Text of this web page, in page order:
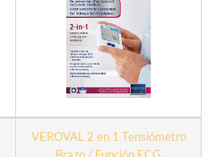
VEROVAL 2 en 1 Tensiómetro
Brazo / Función ECG